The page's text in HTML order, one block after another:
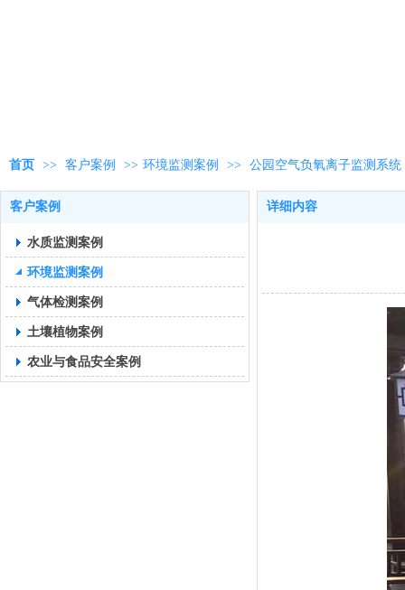
首页 >> 客户案例 >> 环境监测案例 >> 公园空气负氧离子监测系统
客户案例
水质监测案例
环境监测案例
气体检测案例
土壤植物案例
农业与食品安全案例
详细内容